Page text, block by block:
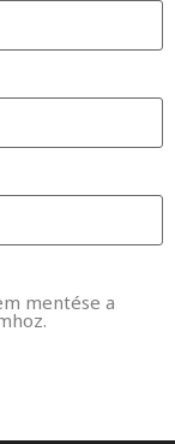
mentése a